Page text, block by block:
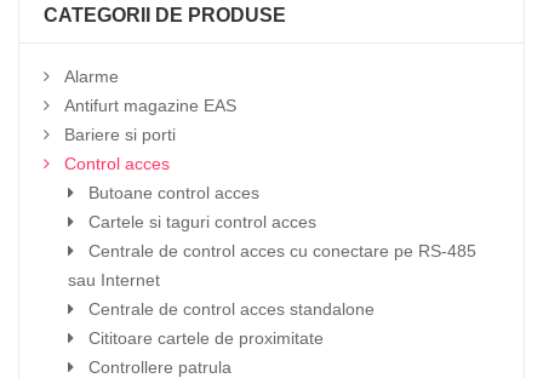
CATEGORII DE PRODUSE
Alarme
Antifurt magazine EAS
Bariere si porti
Control acces
Butoane control acces
Cartele si taguri control acces
Centrale de control acces cu conectare pe RS-485
sau Internet
Centrale de control acces standalone
Cititoare cartele de proximitate
Controllere patrula